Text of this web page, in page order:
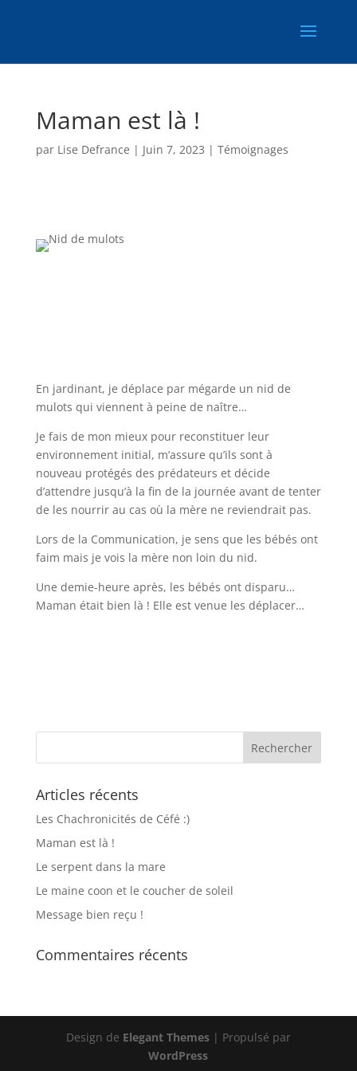
Maman est là !
par Lise Defrance | Juin 7, 2023 | Témoignages
En jardinant, je déplace par mégarde un nid de
mulots qui viennent à peine de naître…
Je fais de mon mieux pour reconstituer leur
environnement initial, m’assure qu’ils sont à
nouveau protégés des prédateurs et décide
d’attendre jusqu’à la fin de la journée avant de tenter
de les nourrir au cas où la mère ne reviendrait pas.
Lors de la Communication, je sens que les bébés ont
faim mais je vois la mère non loin du nid.
Une demie-heure après, les bébés ont disparu…
Maman était bien là ! Elle est venue les déplacer…
Articles récents
Les Chachronicités de Céfé :)
Maman est là !
Le serpent dans la mare
Le maine coon et le coucher de soleil
Message bien reçu !
Commentaires récents
Design de Elegant Themes| Propulsé par
WordPress